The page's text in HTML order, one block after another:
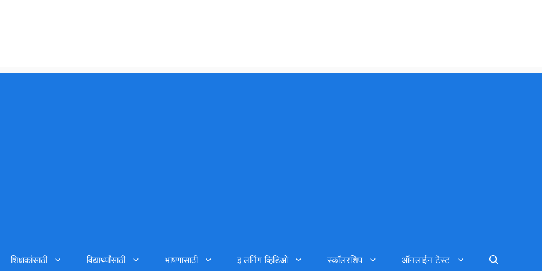
शिक्षकांसाठी विद्यार्थ्यांसाठी भाषणासाठी इ लर्निग व्हिडिओ स्कॉलरशिप ऑनलाईन टेस्ट